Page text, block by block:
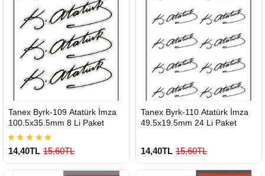
900 TL Üzeri Kargo Ücretsiz 900 TL Üzeri Kargo Ücretsiz
GÖNDERİ
Tanex Byrk-109 Atatürk İmza
100.5x35.5mm 8 Li Paket
14,40TL 15,60TL
GÖNDERİ
Tanex Byrk-110 Atatürk İmza
49.5x19.5mm 24 Li Paket
14,40TL 15,60TL